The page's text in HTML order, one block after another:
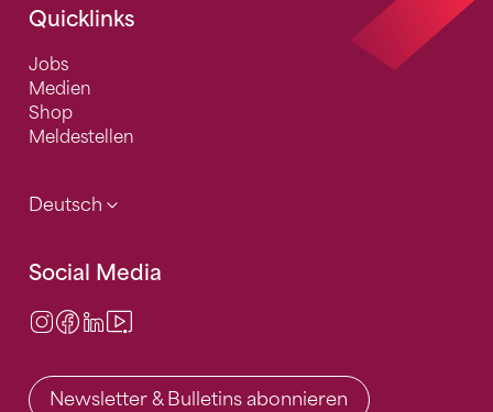
Quicklinks
Jobs
Medien
Shop
Meldestellen
Deutsch
Social Media
Instagram
Facebook
LinkedIn
Newsletter & Bulletins abonnieren